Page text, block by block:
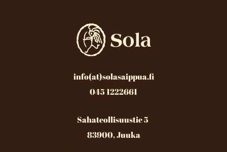
info(at)solasaippua.fi
045 1222661
Sahateollisuustie 5
83900, Juuka